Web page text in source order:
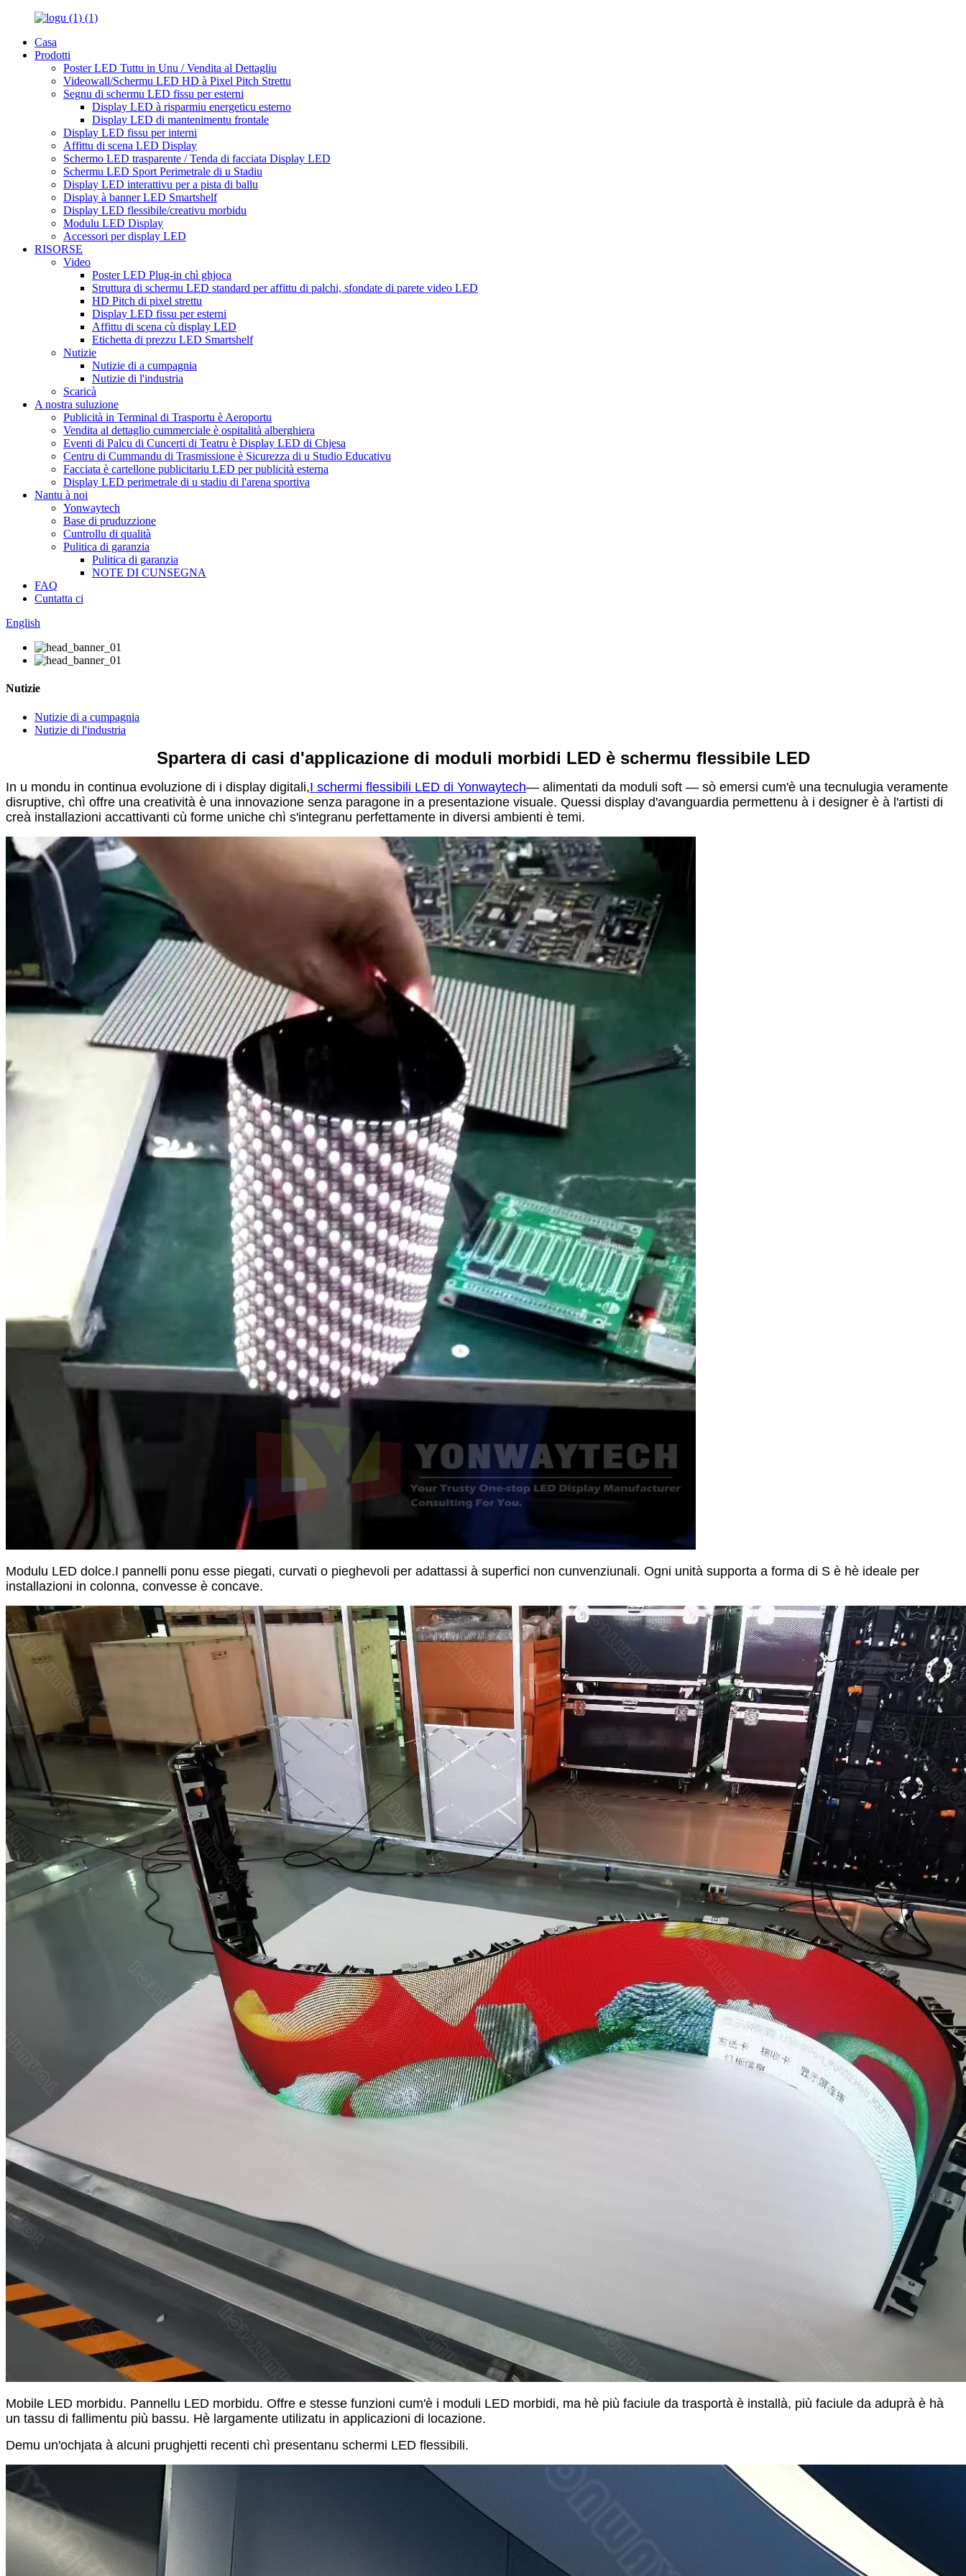
Casa
Prodotti
Poster LED Tuttu in Unu / Vendita al Dettagliu
Videowall/Schermu LED HD à Pixel Pitch Strettu
Segnu di schermu LED fissu per esterni
Display LED à risparmiu energeticu esterno
Display LED di mantenimentu frontale
Display LED fissu per interni
Affittu di scena LED Display
Schermo LED trasparente / Tenda di facciata Display LED
Schermu LED Sport Perimetrale di u Stadiu
Display LED interattivu per a pista di ballu
Display à banner LED Smartshelf
Display LED flessibile/creativu morbidu
Modulu LED Display
Accessori per display LED
RISORSE
Video
Poster LED Plug-in chì ghjoca
Struttura di schermu LED standard per affittu di palchi, sfondate di parete video LED
HD Pitch di pixel strettu
Display LED fissu per esterni
Affittu di scena cù display LED
Etichetta di prezzu LED Smartshelf
Nutizie
Nutizie di a cumpagnia
Nutizie di l'industria
Scaricà
A nostra suluzione
Publicità in Terminal di Trasportu è Aeroportu
Vendita al dettaglio cummerciale è ospitalità alberghiera
Eventi di Palcu di Cuncerti di Teatru è Display LED di Chjesa
Centru di Cummandu di Trasmissione è Sicurezza di u Studio Educativu
Facciata è cartellone publicitariu LED per publicità esterna
Display LED perimetrale di u stadiu di l'arena sportiva
Nantu à noi
Yonwaytech
Base di pruduzzione
Cuntrollu di qualità
Pulitica di garanzia
Pulitica di garanzia
NOTE DI CUNSEGNA
FAQ
Cuntatta ci
English
Nutizie
Nutizie di a cumpagnia
Nutizie di l'industria
Spartera di casi d'applicazione di moduli morbidi LED è schermu flessibile LED
In u mondu in continua evoluzione di i display digitali,I schermi flessibili LED di Yonwaytech— alimentati da moduli soft — sò emersi cum'è una tecnulugia veramente
disruptive, chì offre una creatività è una innovazione senza paragone in a presentazione visuale. Quessi display d'avanguardia permettenu à i designer è à l'artisti di
creà installazioni accattivanti cù forme uniche chì s'integranu perfettamente in diversi ambienti è temi.
Modulu LED dolce.I pannelli ponu esse piegati, curvati o pieghevoli per adattassi à superfici non cunvenziunali. Ogni unità supporta a forma di S è hè ideale per
installazioni in colonna, convesse è concave.
Mobile LED morbidu. Pannellu LED morbidu. Offre e stesse funzioni cum'è i moduli LED morbidi, ma hè più faciule da trasportà è installà, più faciule da aduprà è hà
un tassu di fallimentu più bassu. Hè largamente utilizatu in applicazioni di locazione.
Demu un'ochjata à alcuni prughjetti recenti chì presentanu schermi LED flessibili.